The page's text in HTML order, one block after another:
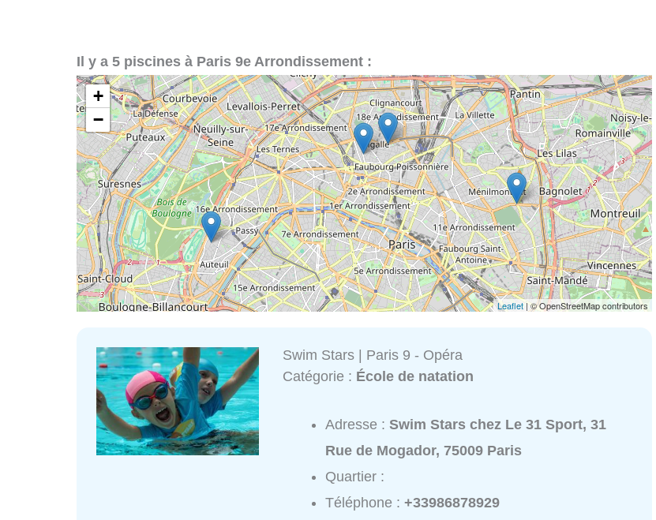
Il y a 5 piscines à Paris 9e Arrondissement :
+
−
Leaflet| © OpenStreetMap contributors
Swim Stars | Paris 9 - Opéra
Catégorie : École de natation
Adresse :Swim Stars chez Le 31 Sport, 31
Rue de Mogador, 75009 Paris
Quartier :
Téléphone :+33986878929